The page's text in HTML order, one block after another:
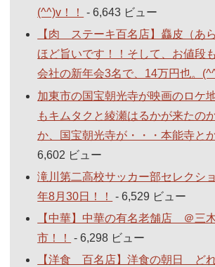
(^^)v！！
- 6,643 ビュー
【肉 ステーキ百名店】麤皮（あ
ほど旨いです！！そして、お値段
会社の新年会3名で、14万円也。
加東市の国宝朝光寺が映画のロケ
もキムタクと綾瀬はるかが来たの
か、国宝朝光寺が・・・本能寺と
6,602 ビュー
滝川第二高校サッカー部セレク
年8月30日！！
- 6,529 ビュー
【中華】中華の有名老舗店 ＠三
市！！
- 6,298 ビュー
【洋食 百名店】洋食の朝日 ど